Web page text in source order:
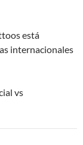
está
internacionales
vs